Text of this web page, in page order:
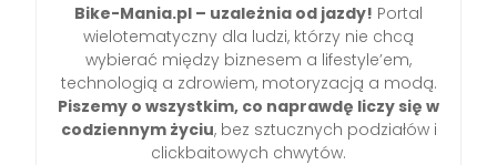
Bike-Mania.pl – uzależnia od jazdy! Portal
wielotematyczny dla ludzi, którzy nie chcą
wybierać między biznesem a lifestyle’em,
technologią a zdrowiem, motoryzacją a modą.
Piszemy o wszystkim, co naprawdę liczy się w
codziennym życiu, bez sztucznych podziałów i
clickbaitowych chwytów.